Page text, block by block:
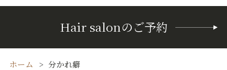
Hair salonのご予約
ホーム 分かれ癖